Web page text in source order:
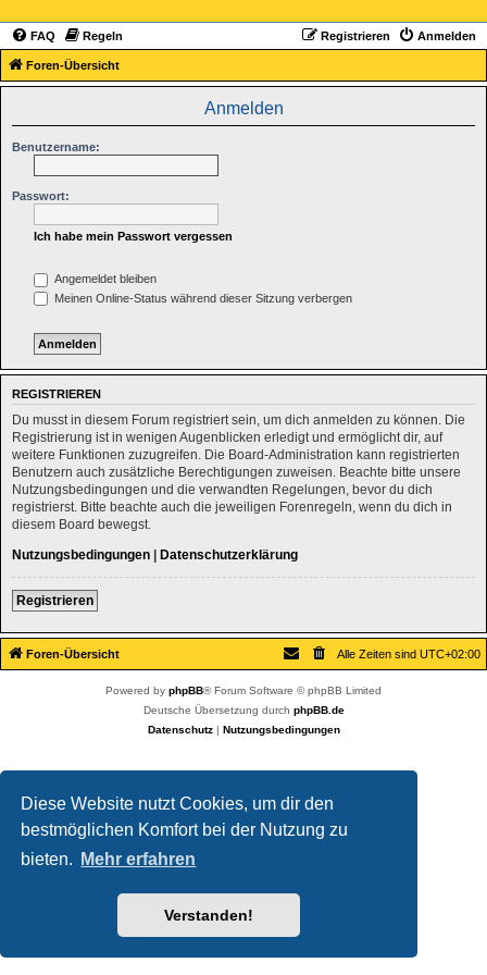
Diese Website nutzt Cookies, um dir den
bestmöglichen Komfort bei der Nutzung zu
bieten.
Mehr erfahren
Verstanden!
FAQ Regeln Anmelden
Registrieren
Foren-Übersicht
Anmelden
Benutzername:
Passwort:
Ich habe mein Passwort vergessen
Angemeldet bleiben
Meinen Online-Status während dieser Sitzung verbergen
REGISTRIEREN
Du musst in diesem Forum registriert sein, um dich anmelden zu können. Die
Registrierung ist in wenigen Augenblicken erledigt und ermöglicht dir, auf
weitere Funktionen zuzugreifen. Die Board-Administration kann registrierten
Benutzern auch zusätzliche Berechtigungen zuweisen. Beachte bitte unsere
Nutzungsbedingungen und die verwandten Regelungen, bevor du dich
registrierst. Bitte beachte auch die jeweiligen Forenregeln, wenn du dich in
diesem Board bewegst.
Nutzungsbedingungen | Datenschutzerklärung
Registrieren
Foren-Übersicht Alle Zeiten sind UTC+02:00
Powered by phpBB® Forum Software © phpBB Limited
Deutsche Übersetzung durch phpBB.de
Datenschutz| Nutzungsbedingungen